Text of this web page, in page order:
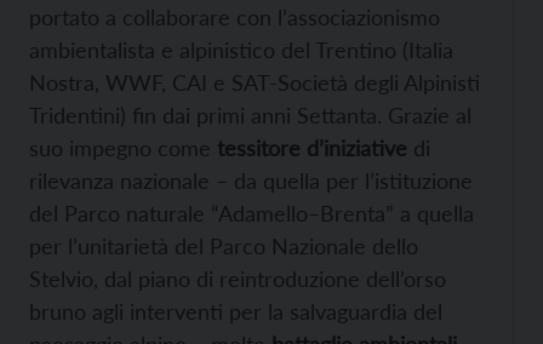
portato a collaborare con l’associazionismo
ambientalista e alpinistico del Trentino (Italia
Nostra, WWF, CAI e SAT-Società degli Alpinisti
Tridentini) fin dai primi anni Settanta. Grazie al
suo impegno come tessitore d’iniziative di
rilevanza nazionale – da quella per l’istituzione
del Parco naturale “Adamello–Brenta” a quella
per l’unitarietà del Parco Nazionale dello
Stelvio, dal piano di reintroduzione dell’orso
bruno agli interventi per la salvaguardia del